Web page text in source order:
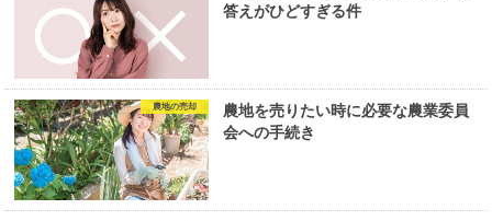
答えがひどすぎる件
農地の売却
農地を売りたい時に必要な農業委員
会への手続き